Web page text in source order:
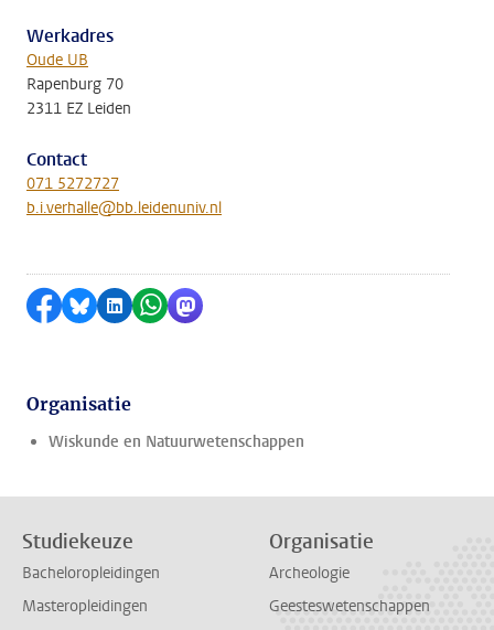
Werkadres
Oude UB
Rapenburg 70
2311 EZ Leiden
Contact
071 5272727
b.i.verhalle@bb.leidenuniv.nl
Delen op Facebook
Delen via Bluesky
Delen op LinkedIn
Delen via WhatsApp
Delen via Mastodon
Organisatie
Wiskunde en Natuurwetenschappen
Studiekeuze
Bacheloropleidingen
Masteropleidingen
Organisatie
Archeologie
Geesteswetenschappen